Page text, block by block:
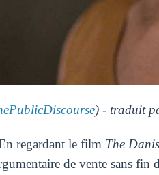
) - traduit
regardant le film The
de vente sans fin